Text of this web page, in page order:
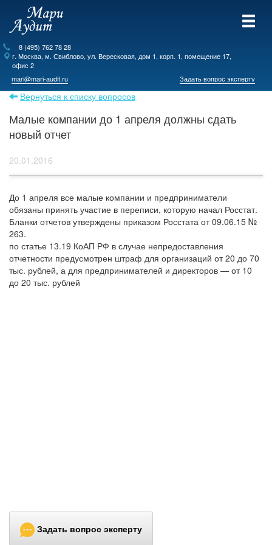
8 (495) 762 78 28
г. Москва, м. Свиблово,ул. Вересковая, дом 1, корп. 1, помещение 17,
офис 2
mari@mari-audit.ru
Задать вопрос эксперту
Вернуться к списку вопросов
Малые компании до 1 апреля должны сдать
новый отчет
20.01.2016
До 1 апреля все малые компании и предприниматели
обязаны принять участие в переписи, которую начал Росстат.
Бланки отчетов утверждены приказом Росстата от 09.06.15 №
263.
по статье 13.19 КоАП РФ в случае непредоставления
отчетности предусмотрен штраф для организаций от 20 до 70
тыс. рублей, а для предпринимателей и директоров — от 10
до 20 тыс. рублей
Задать вопрос эксперту